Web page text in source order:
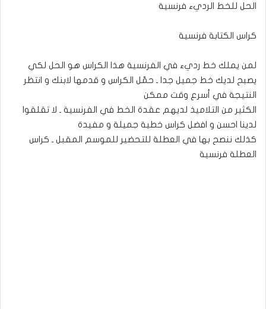
الحل للخط الرديء فرنسية
كراس الكتابة فرنسية
لمن يملك خط رديء في الفرنسية هذا الكراس هو الحل لكي
يصبح لديك خط جميل جدا ـ حمّل الكراس و قدمها لابنك و انتظر
النتيجة في أسرع وقت ممكن
الكثير من التلاميذ لديهم عقدة الخط في الفرنسية ـ لا تقلقوا
لدينا احسن و افضل كراس خطية جميلة و مفيدة
كذلك ننصح بها في العطلة للتحضير للموسم المقبل ـ كراس
العطلة فرنسية